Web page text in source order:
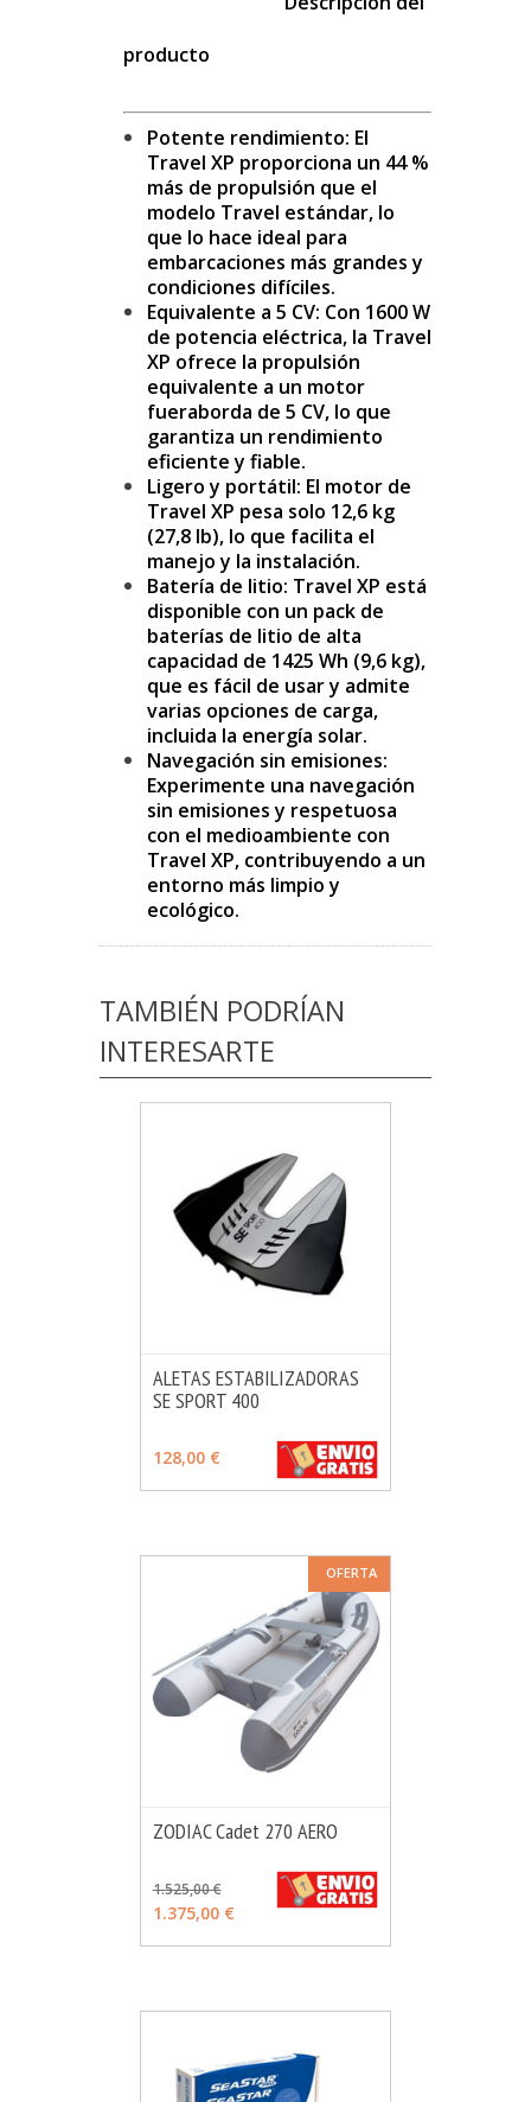
producto
Potente rendimiento: El
Travel XP proporciona un 44 %
más de propulsión que el
modelo Travel estándar, lo
que lo hace ideal para
embarcaciones más grandes y
condiciones difíciles.
Equivalente a 5 CV: Con 1600 W
de potencia eléctrica, la Travel
XP ofrece la propulsión
equivalente a un motor
fueraborda de 5 CV, lo que
garantiza un rendimiento
eficiente y fiable.
Ligero y portátil: El motor de
Travel XP pesa solo 12,6 kg
(27,8 lb), lo que facilita el
manejo y la instalación.
Batería de litio: Travel XP está
disponible con un pack de
baterías de litio de alta
capacidad de 1425 Wh (9,6 kg),
que es fácil de usar y admite
varias opciones de carga,
incluida la energía solar.
Navegación sin emisiones:
Experimente una navegación
sin emisiones y respetuosa
con el medioambiente con
Travel XP, contribuyendo a un
entorno más limpio y
ecológico.
TAMBIÉN PODRÍAN
INTERESARTE
AÑADIR
ALETAS ESTABILIZADORAS
SE SPORT 400
128,00 €
OFERTA
ZODIAC Cadet 270 AERO
1.525,00 €
1.375,00 €